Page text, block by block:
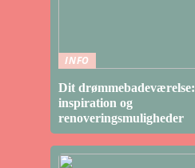
INFO
Dit drømmebadeværelse:
inspiration og
renoveringsmuligheder